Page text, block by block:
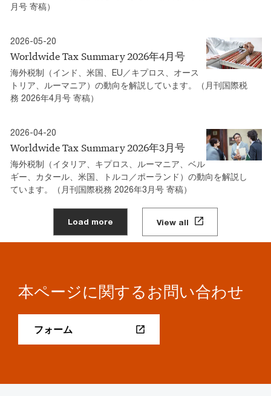
月号 寄稿）
2026-05-20
Worldwide Tax Summary 2026年4月号
海外税制（インド、米国、EU／キプロス、オース
トリア、ルーマニア）の動向を解説しています。（月刊国際税
務 2026年4月号 寄稿）
2026-04-20
Worldwide Tax Summary 2026年3月号
海外税制（イタリア、キプロス、ルーマニア、ベル
ギー、カタール、米国、トルコ／ポーランド）の動向を解説し
ています。（月刊国際税務 2026年3月号 寄稿）
Load more View all
本ページに関するお問い合わせ
フォーム